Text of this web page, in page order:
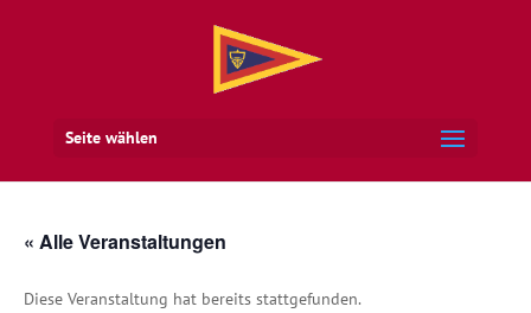
Seite wählen
« Alle Veranstaltungen
Diese Veranstaltung hat bereits stattgefunden.